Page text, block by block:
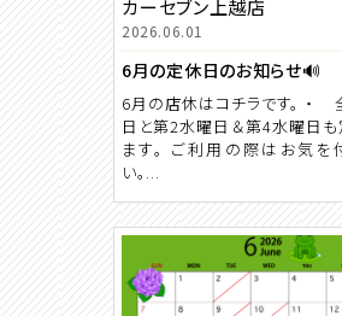
カーセブン上越店
2026.06.01
6月の定休日のお知らせ🔊
6月の店休はコチラです。 ・
日と第2水曜日＆第4水曜日も
ます。 ご利用の際はお気を
い。...